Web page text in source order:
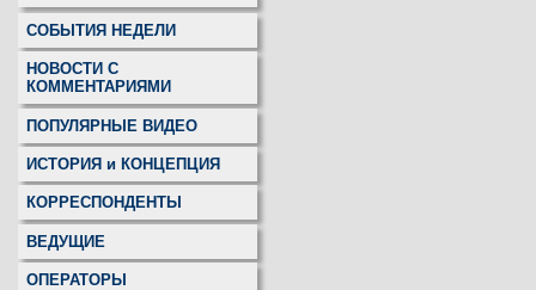
СОБЫТИЯ НЕДЕЛИ
НОВОСТИ С
КОММЕНТАРИЯМИ
ПОПУЛЯРНЫЕ ВИДЕО
ИСТОРИЯ и КОНЦЕПЦИЯ
КОРРЕСПОНДЕНТЫ
ВЕДУЩИЕ
ОПЕРАТОРЫ